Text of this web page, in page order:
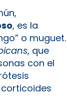
, es la
o muguet.
, que
con el